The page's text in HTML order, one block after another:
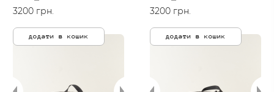
3200 грн.
додати в кошик
3200 грн.
додати в кошик